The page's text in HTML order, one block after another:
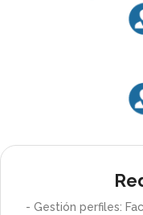
- Gestión perfiles: